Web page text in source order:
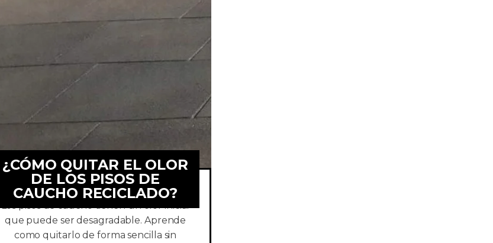
¿CÓMO QUITAR EL OLOR
DE LOS PISOS DE
CAUCHO RECICLADO?
Los pisos de caucho tienen un olor inicial
que puede ser desagradable. Aprende
como quitarlo de forma sencilla sin